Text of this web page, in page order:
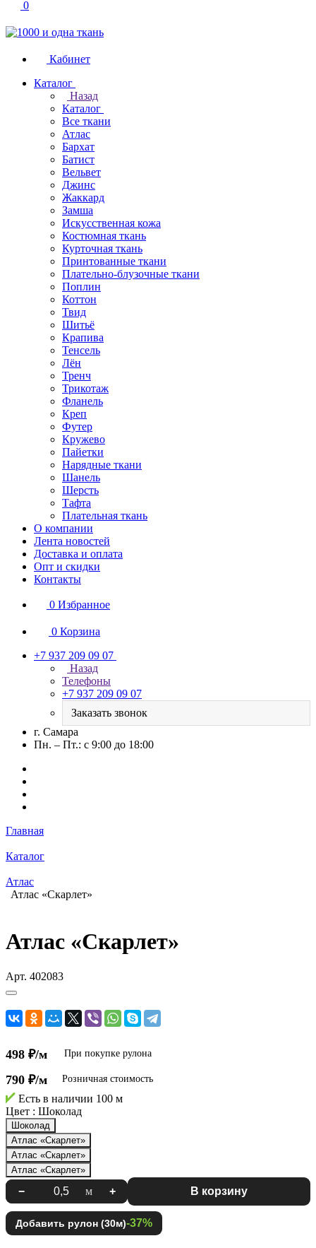
0
Кабинет
Каталог
Назад
Каталог
Все ткани
Атлас
Бархат
Батист
Вельвет
Джинс
Жаккард
Замша
Искусственная кожа
Костюмная ткань
Курточная ткань
Принтованные ткани
Плательно-блузочные ткани
Поплин
Коттон
Твид
Шитьё
Крапива
Тенсель
Лён
Тренч
Трикотаж
Фланель
Креп
Футер
Кружево
Пайетки
Нарядные ткани
Шанель
Шерсть
Тафта
Плательная ткань
О компании
Лента новостей
Доставка и оплата
Опт и скидки
Контакты
0 Избранное
0 Корзина
+7 937 209 09 07
Назад
Телефоны
+7 937 209 09 07
Заказать звонок
г. Самара
Пн. – Пт.: с 9:00 до 18:00
Главная
Каталог
Атлас
Атлас «Скарлет»
Атлас «Скарлет»
Арт. 402083
498 ₽/м При покупке рулона
790 ₽/м Розничная стоимость
Есть в наличии 100 м
Цвет : Шоколад
Шоколад
Атлас «Скарлет»
Атлас «Скарлет»
Атлас «Скарлет»
− м + В корзину
Добавить рулон (30м)-37%